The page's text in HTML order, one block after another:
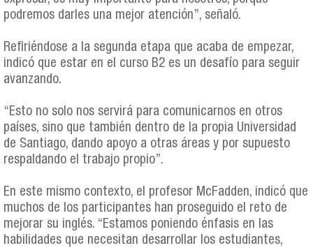
podremos darles una mejor atención”, señaló.
Refiriéndose a la segunda etapa que acaba de empezar,
indicó que estar en el curso B2 es un desafío para seguir
avanzando.
“Esto no solo nos servirá para comunicarnos en otros
países, sino que también dentro de la propia Universidad
de Santiago, dando apoyo a otras áreas y por supuesto
respaldando el trabajo propio”.
En este mismo contexto, el profesor McFadden, indicó que
muchos de los participantes han proseguido el reto de
mejorar su inglés. “Estamos poniendo énfasis en las
habilidades que necesitan desarrollar los estudiantes,